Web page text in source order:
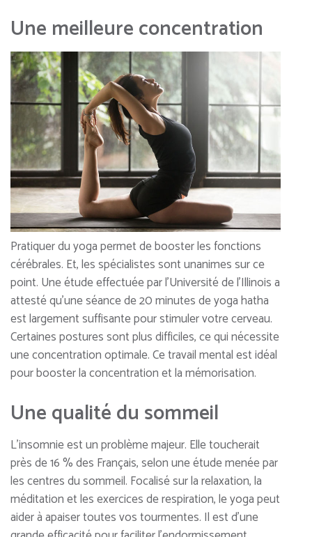
Une meilleure concentration
Pratiquer du yoga permet de booster les fonctions
cérébrales. Et, les spécialistes sont unanimes sur ce
point. Une étude effectuée par l’Université de l’Illinois a
attesté qu’une séance de 20 minutes de yoga hatha
est largement suffisante pour stimuler votre cerveau.
Certaines postures sont plus difficiles, ce qui nécessite
une concentration optimale. Ce travail mental est idéal
pour booster la concentration et la mémorisation.
Une qualité du sommeil
L’insomnie est un problème majeur. Elle toucherait
près de 16 % des Français, selon une étude menée par
les centres du sommeil. Focalisé sur la relaxation, la
méditation et les exercices de respiration, le yoga peut
aider à apaiser toutes vos tourmentes. Il est d’une